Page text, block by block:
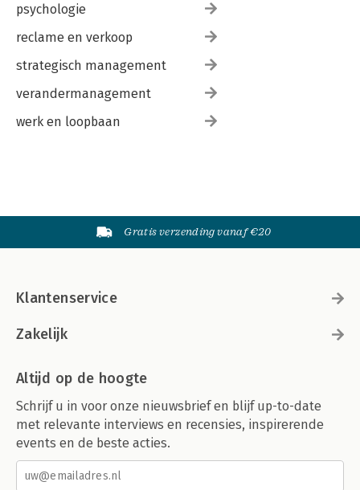
psychologie
reclame en verkoop
strategisch management
verandermanagement
werk en loopbaan
Gratis verzending vanaf €20
Klantenservice
Zakelijk
Altijd op de hoogte
Schrijf u in voor onze nieuwsbrief en blijf up-to-date
met relevante interviews en recensies, inspirerende
events en de beste acties.